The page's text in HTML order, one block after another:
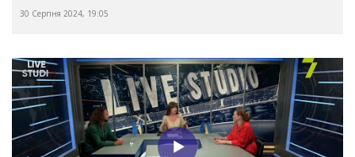
30 Серпня 2024, 19:05